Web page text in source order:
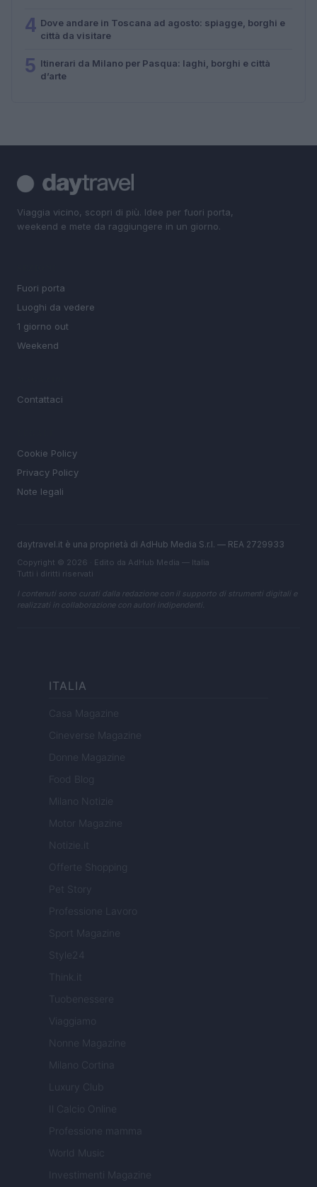
4 Dove andare in Toscana ad agosto: spiagge, borghi e
città da visitare
5 Itinerari da Milano per Pasqua: laghi, borghi e città
d’arte
Viaggia vicino, scopri di più. Idee per fuori porta,
weekend e mete da raggiungere in un giorno.
Fuori porta
Luoghi da vedere
1 giorno out
Weekend
Contattaci
Cookie Policy
Privacy Policy
Note legali
daytravel.it è una proprietà di AdHub Media S.r.l. — REA 2729933
Copyright © 2026 · Edito da AdHub Media — Italia
Tutti i diritti riservati
I contenuti sono curati dalla redazione con il supporto di strumenti digitali e
realizzati in collaborazione con autori indipendenti.
ITALIA
Casa Magazine
Cineverse Magazine
Donne Magazine
Food Blog
Milano Notizie
Motor Magazine
Notizie.it
Offerte Shopping
Pet Story
Professione Lavoro
Sport Magazine
Style24
Think.it
Tuobenessere
Viaggiamo
Nonne Magazine
Milano Cortina
Luxury Club
Il Calcio Online
Professione mamma
World Music
Investimenti Magazine